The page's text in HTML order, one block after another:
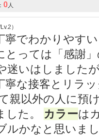
0人
）
寧でわかりやす
とっては「感謝
迷いはしました
寧な接客とリラ
親以外の人に預
した。
カラーは
ルかなと思いま